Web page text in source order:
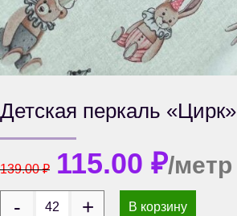
Детская перкаль «Цирк»
139.00₽ 115.00 ₽/метр
В корзину